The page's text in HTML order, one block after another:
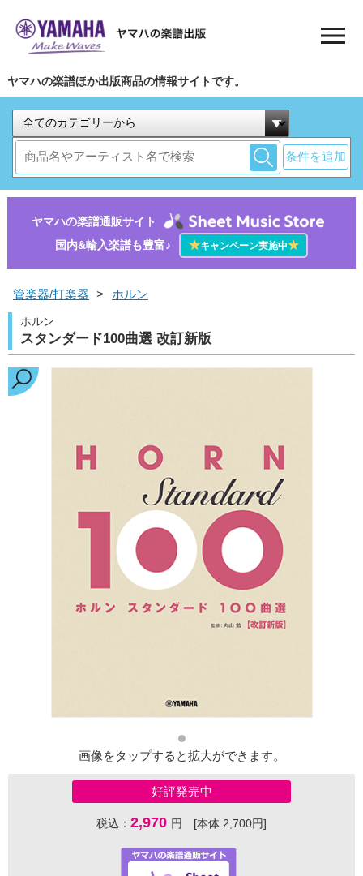
ヤマハの楽譜ほか出版商品の情報サイトです。
条件を追加
ヤマハの楽譜通販サイト
国内&輸入楽譜も豊富♪
★キャンペーン実施中★
管楽器/打楽器 > ホルン
ホルン
スタンダード100曲選 改訂新版
画像をタップすると拡大ができます。
好評発売中
税込： 2,970 円 [本体 2,700円]